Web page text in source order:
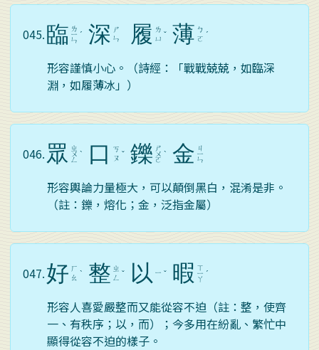
045.臨 ㄌ
ㄧ
ㄣ
ˊ 深 ㄕ
ㄣ
履 ㄌ
ㄩ ˇ 薄 ㄅ
ㄛ ˊ
形容謹慎小心。（詩經：「戰戰兢兢，如臨深
淵，如履薄冰」）
046. 眾 ㄓ
ㄨ
ㄥ
ˋ 口
ㄎ
ㄡ ˇ 鑠 ㄕ
ㄨ
ㄛ
ˋ 金 ㄐ
ㄧ
ㄣ
形容輿論力量極大，可以顛倒黑白，混淆是非。
（註：鑠，熔化；金，泛指金屬）
047.好 ㄏ
ㄠ ˋ 整 ㄓ
ㄥ ˇ 以 ㄧ ˇ 暇 ㄒ
ㄧ
ㄚ
ˊ
形容人喜愛嚴整而又能從容不迫（註：整，使齊
一、有秩序；以，而）；今多用在紛亂、繁忙中
顯得從容不迫的樣子。